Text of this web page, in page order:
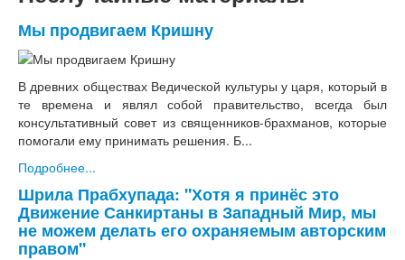
Мы продвигаем Кришну
В древних обществах Ведической культуры у царя, который в
те времена и являл собой правительство, всегда был
консультативный совет из священников-брахманов, которые
помогали ему принимать решения. Б...
Подробнее...
Шрила Прабхупада: "Хотя я принёс это
Движение Санкиртаны в Западный Мир, мы
не можем делать его охраняемым авторским
правом"